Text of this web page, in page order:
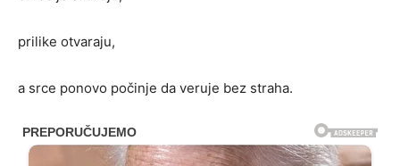
prilike otvaraju,
a srce ponovo počinje da veruje bez straha.